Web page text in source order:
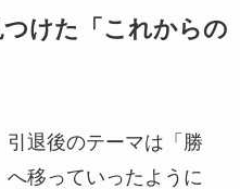
けた「これからの
引退後のテーマは「勝
移っていったように